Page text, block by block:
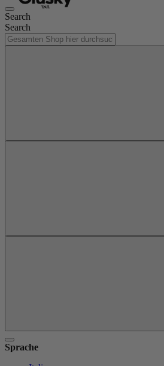
Search
Search
Sprache